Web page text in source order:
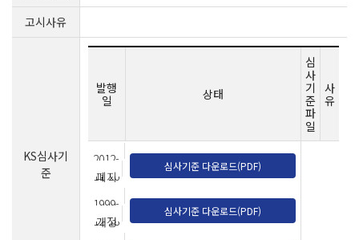
고시사유
KS심사기
준
발행
일
상태
심
사
기
준
파
일
사
유
2012-
11-26
폐지
심사기준 다운로드(PDF)
1999-
12-18
개정
심사기준 다운로드(PDF)